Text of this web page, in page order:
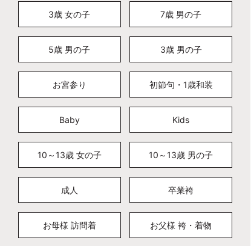
3歳 女の子 7歳 男の子
5歳 男の子 3歳 男の子
お宮参り 初節句・1歳和装
Baby Kids
10～13歳 女の子 10～13歳 男の子
成人 卒業袴
お母様 訪問着 お父様 袴・着物